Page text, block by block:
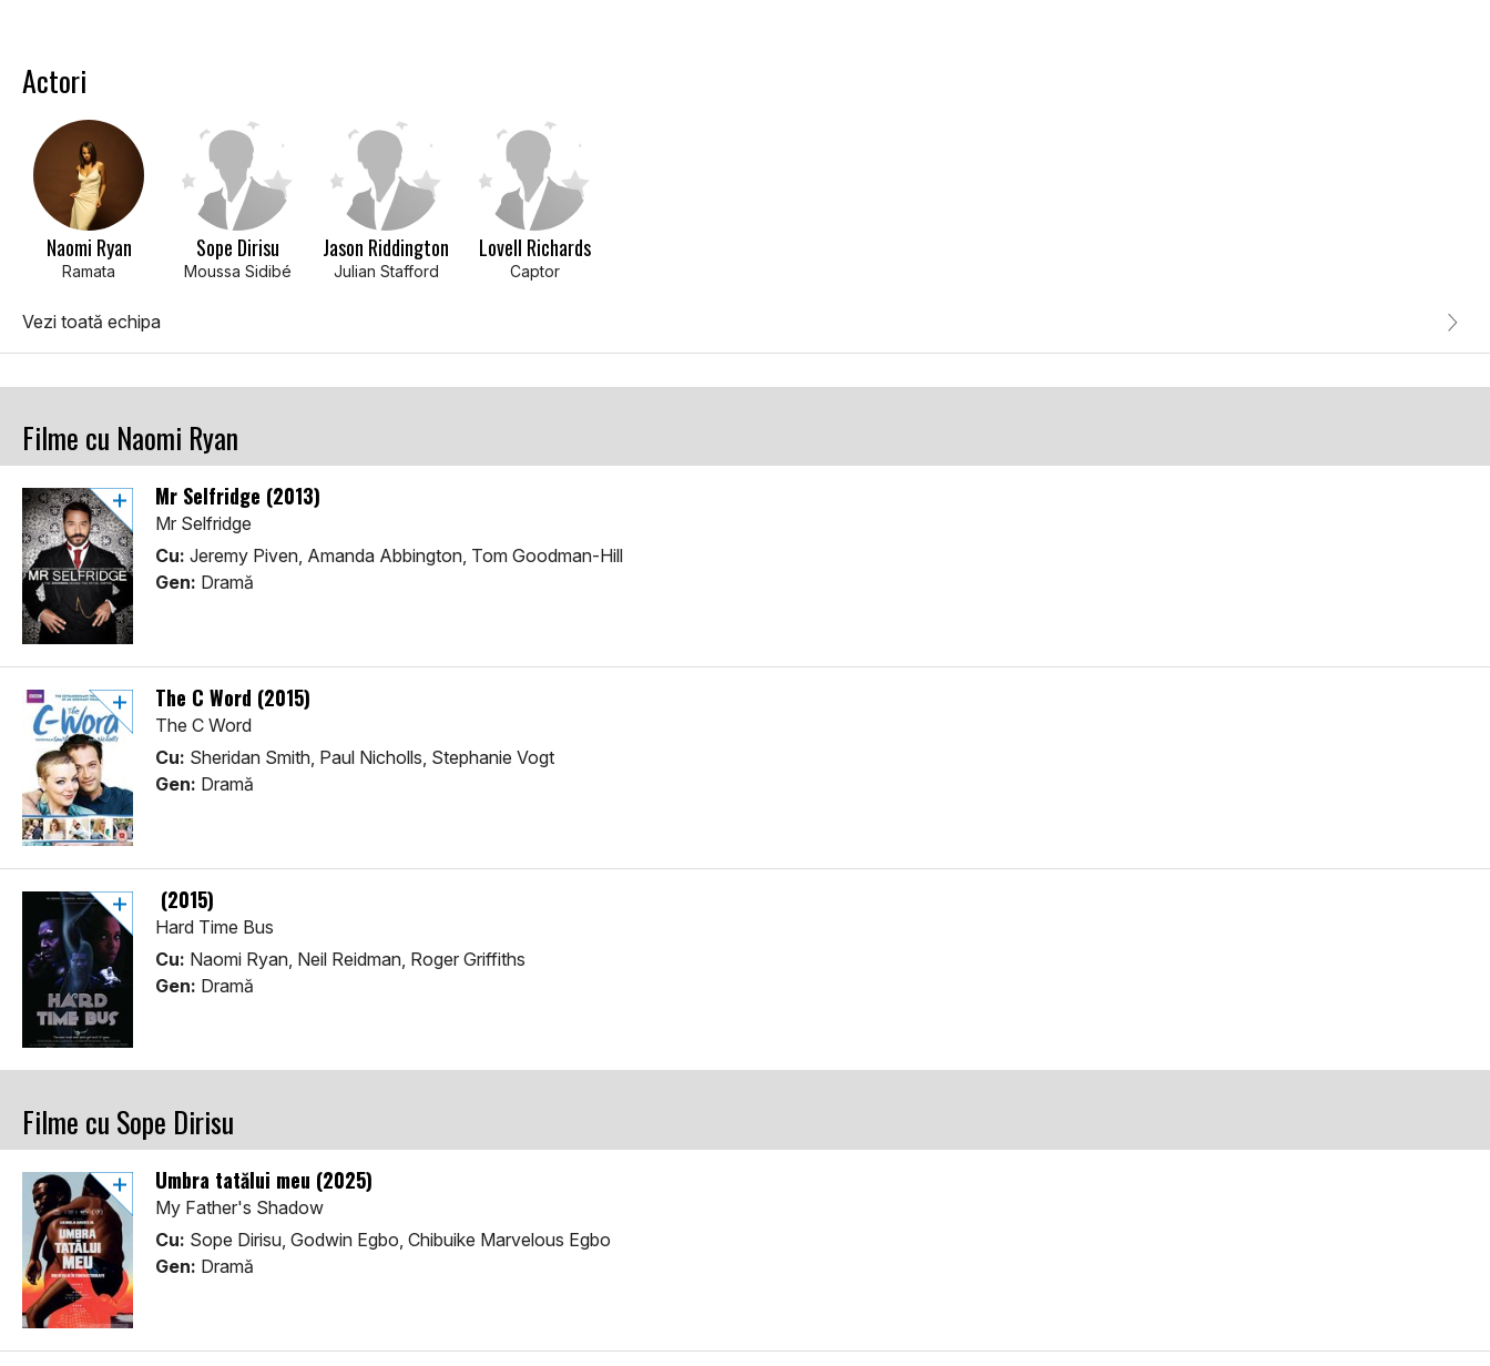
Actori
Naomi Ryan
Ramata
Sope Dirisu
Moussa Sidibé
Jason Riddington
Julian Stafford
Lovell Richards
Captor
Vezi toată echipa
Filme cu Naomi Ryan
Mr Selfridge (2013)
Mr Selfridge
Cu: Jeremy Piven, Amanda Abbington, Tom Goodman-Hill
Gen: Dramă
The C Word (2015)
The C Word
Cu: Sheridan Smith, Paul Nicholls, Stephanie Vogt
Gen: Dramă
(2015)
Hard Time Bus
Cu: Naomi Ryan, Neil Reidman, Roger Griffiths
Gen: Dramă
Filme cu Sope Dirisu
Umbra tatălui meu (2025)
My Father's Shadow
Cu: Sope Dirisu, Godwin Egbo, Chibuike Marvelous Egbo
Gen: Dramă